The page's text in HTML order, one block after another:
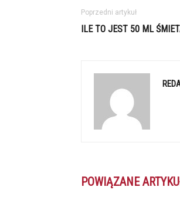
Poprzedni artykuł
ILE TO JEST 50 ML
POWIĄZANE